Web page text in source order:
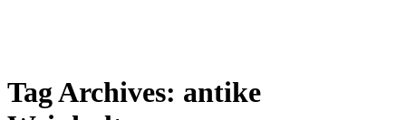
Tag Archives: antike